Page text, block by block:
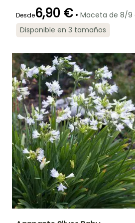
Periodo de floración
Julio a Agosto
Periodo de
Marzo a Mayo
Desde6,90 € • Maceta de 8/9
Disponible en 3 tamaños